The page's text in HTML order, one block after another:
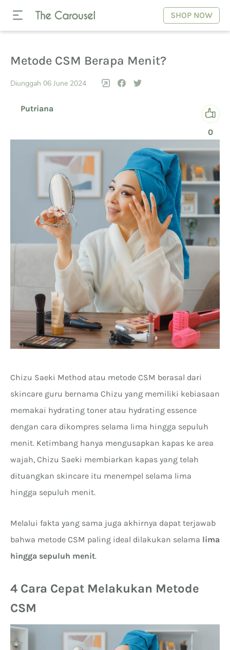
SHOP NOW
Metode CSM Berapa Menit?
Diunggah 06 June 2024
Putriana
0
Chizu Saeki Method atau metode CSM berasal dari
skincare guru bernama Chizu yang memiliki kebiasaan
memakai hydrating toner atau hydrating essence
dengan cara dikompres selama lima hingga sepuluh
menit. Ketimbang hanya mengusapkan kapas ke area
wajah, Chizu Saeki membiarkan kapas yang telah
dituangkan skincare itu menempel selama lima
hingga sepuluh menit.
Melalui fakta yang sama juga akhirnya dapat terjawab
bahwa metode CSM paling ideal dilakukan selama lima
hingga sepuluh menit.
4 Cara Cepat Melakukan Metode
CSM